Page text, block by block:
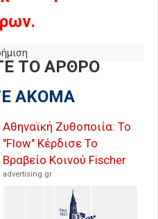
ΤΟ ΑΡΘΡΟ
ΑΚΟΜΑ
Αθηναϊκή Ζυθοποιία: Το
"Flow" Κέρδισε Το
Βραβείο Κοινού Fischer
advertising.gr